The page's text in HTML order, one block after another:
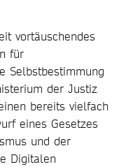
vortäuschendes
für
Selbstbestimmung
der Justiz
bereits vielfach
eines Gesetzes
und der
Digitalen